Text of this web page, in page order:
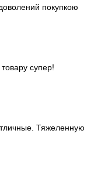
покупкою
супер!
Тяжеленную